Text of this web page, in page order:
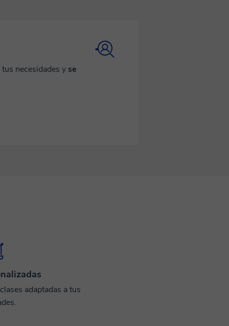
necesidades y se
adaptadas a tus